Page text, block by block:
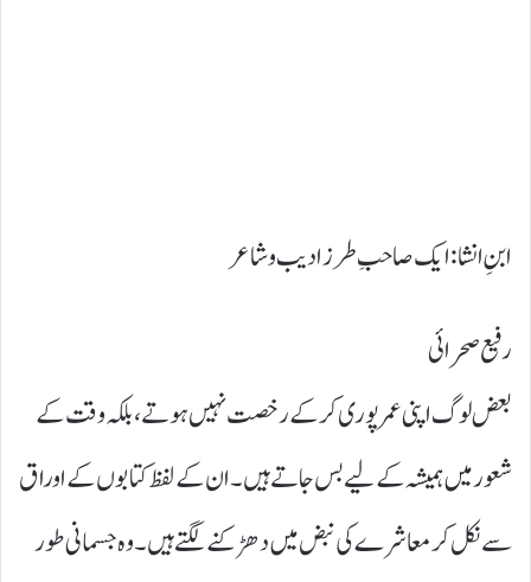
ابنِ انشا: ایک صاحبِ طرز ادیب و شاعر
رفیع صحرائی
بعض لوگ اپنی عمر پوری کر کے رخصت نہیں ہوتے، بلکہ وقت کے
شعور میں ہمیشہ کے لیے بس جاتے ہیں۔ ان کے لفظ کتابوں کے اوراق
سے نکل کر معاشرے کی نبض میں دھڑکنے لگتے ہیں۔ وہ جسمانی طور